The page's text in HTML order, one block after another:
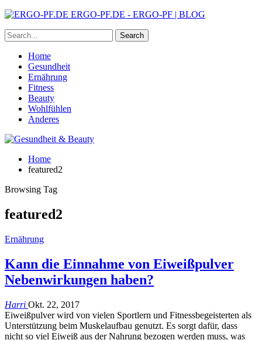
ERGO-PF.DE - ERGO-PF | BLOG
Home
Gesundheit
Ernährung
Fitness
Beauty
Wohlfühlen
Anderes
Home
featured2
Browsing Tag
featured2
Ernährung
Kann die Einnahme von Eiweißpulver
Nebenwirkungen haben?
Harri Okt. 22, 2017
Eiweißpulver wird von vielen Sportlern und Fitnessbegeisterten als
Unterstützung beim Muskelaufbau genutzt. Es sorgt dafür, dass
nicht so viel Eiweiß aus der Nahrung bezogen werden muss, was